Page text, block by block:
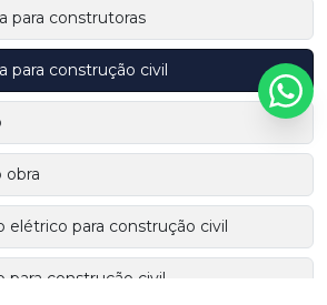
para construtoras
para construção civil
obra
elétrico para construção civil
para construção civil